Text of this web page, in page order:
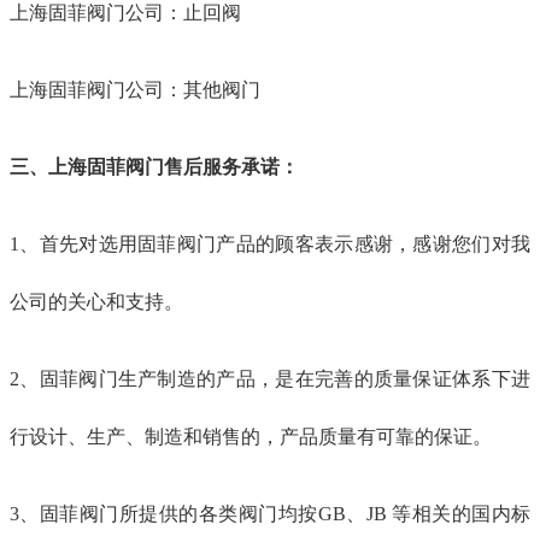
上海固菲阀门公司：止回阀
上海固菲阀门公司：其他阀门
三、上海固菲阀门售后服务承诺：
1、首先对选用固菲阀门产品的顾客表示感谢，感谢您们对我
公司的关心和支持。
2、固菲阀门生产制造的产品，是在完善的质量保证体系下进
行设计、生产、制造和销售的，产品质量有可靠的保证。
3、固菲阀门所提供的各类阀门均按GB、JB 等相关的国内标